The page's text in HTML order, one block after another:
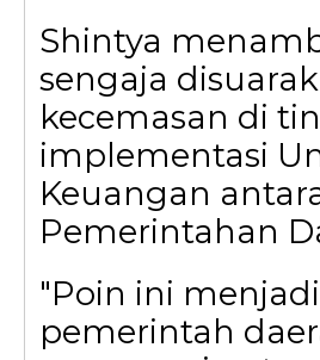
Shintya
sengaja
kecemasan di
implementasi
Keuangan
Pemerintahan
"Poin ini
pemerintah